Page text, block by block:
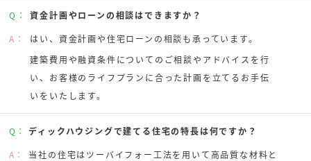
Q：
資金計画やローンの相談はできますか？
A：
はい、資金計画や住宅ローンの相談も承っています。
建築費用や融資条件についてのご相談やアドバイスを行
い、お客様のライフプランに合った計画を立てるお手伝
いをいたします。
Q：
ディックハウジングで建てる住宅の特長は何ですか？
A：
当社の住宅はツーバイフォー工法を用いて高品質な材料と